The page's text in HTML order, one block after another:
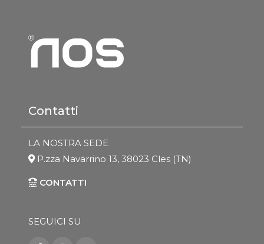
Contatti
LA NOSTRA SEDE
P.zza Navarrino 13, 38023 Cles (TN)
CONTATTI
SEGUICI SU